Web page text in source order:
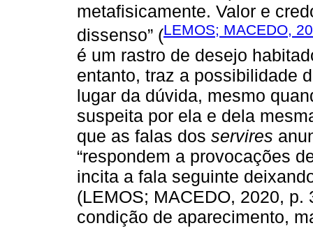
metafisicamente. Valor e
dissenso” (LEMOS; MACEDO,
é um rastro de desejo
entanto, traz a possibilidade
lugar da dúvida, mesmo
suspeita por ela e dela
que as falas dos servires
“respondem a provocações
incita a fala seguinte
(LEMOS; MACEDO, 2020,
condição de aparecimento,